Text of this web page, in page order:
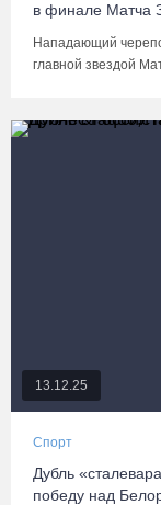
в финале Матча
Нападающий
главной звездой
13.12.25
Спорт
Дубль
победу над